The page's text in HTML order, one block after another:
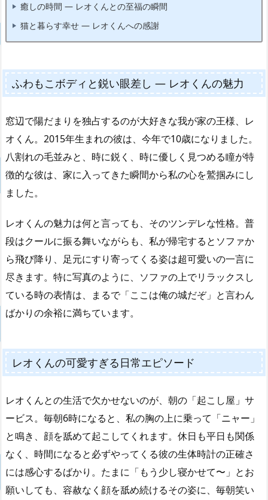
癒しの時間 — レオくんとの至福の瞬間
猫と暮らす幸せ — レオくんへの感謝
ふわもこボディと鋭い眼差し — レオくんの魅力
窓辺で陽だまりを独占するのが大好きな我が家の王様、レ
オくん。2015年生まれの彼は、今年で10歳になりました。
八割れの毛並みと、時に鋭く、時に優しく見つめる瞳が特
徴的な彼は、家に入ってきた瞬間から私の心を鷲掴みにし
ました。
レオくんの魅力は何と言っても、そのツンデレな性格。普
段はクールに振る舞いながらも、私が帰宅するとソファか
ら飛び降り、足元にすり寄ってくる姿は超可愛いの一言に
尽きます。特に写真のように、ソファの上でリラックスし
ている時の表情は、まるで「ここは俺の城だぞ」と言わん
ばかりの余裕に満ちています。
レオくんの可愛すぎる日常エピソード
レオくんとの生活で欠かせないのが、朝の「起こし屋」サ
ービス。毎朝6時になると、私の胸の上に乗って「ニャー」
と鳴き、顔を舐めて起こしてくれます。休日も平日も関係
なく、時間になると必ずやってくる彼の生体時計の正確さ
には感心するばかり。たまに「もう少し寝かせて〜」とお
願いしても、容赦なく顔を舐め続けるその姿に、毎朝笑い